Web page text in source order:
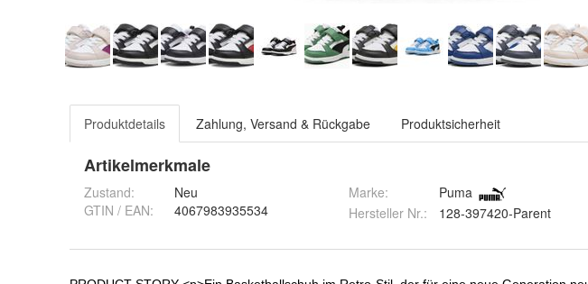
Produktdetails Zahlung, Versand & Rückgabe Produktsicherheit
Artikelmerkmale
Zustand:
Neu
GTIN / EAN:
4067983935534
Marke:
Puma
Hersteller Nr.:
128-397420-Parent